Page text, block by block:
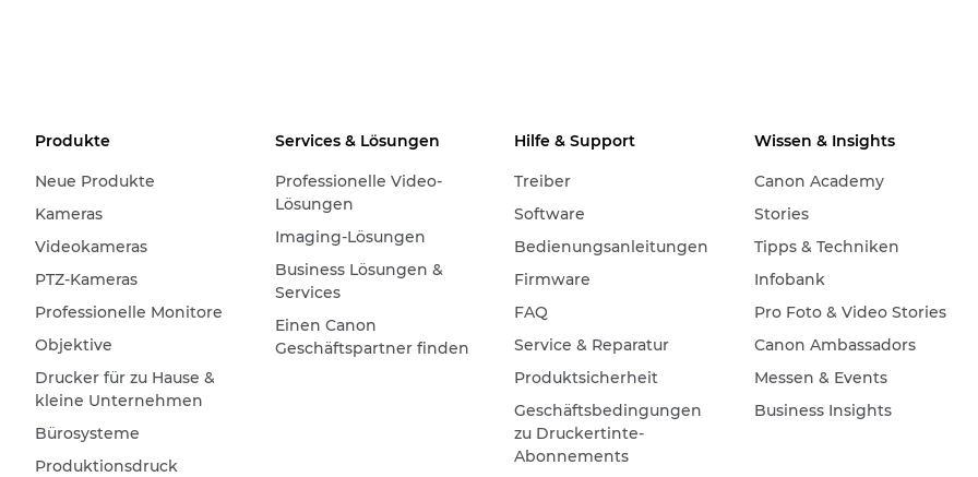
Produkte
Neue Produkte
Kameras
Videokameras
PTZ-Kameras
Professionelle Monitore
Objektive
Drucker für zu Hause &
kleine Unternehmen
Bürosysteme
Produktionsdruck
Services & Lösungen
Professionelle Video-
Lösungen
Imaging-Lösungen
Business Lösungen &
Services
Einen Canon
Geschäftspartner finden
Hilfe & Support
Treiber
Software
Bedienungsanleitungen
Firmware
FAQ
Service & Reparatur
Produktsicherheit
Geschäftsbedingungen
zu Druckertinte-
Abonnements
Wissen & Insights
Canon Academy
Stories
Tipps & Techniken
Infobank
Pro Foto & Video Stories
Canon Ambassadors
Messen & Events
Business Insights